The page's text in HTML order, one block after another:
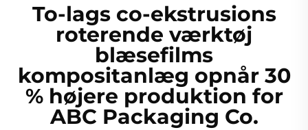
To-lags co-ekstrusions
roterende værktøj
blæsefilms
kompositanlæg opnår 30
% højere produktion for
ABC Packaging Co.